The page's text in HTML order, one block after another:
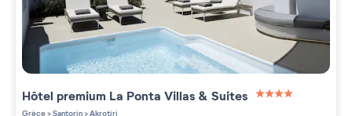
Hôtel premium La Ponta Villas & Suites
Grèce>Santorin>Akrotiri